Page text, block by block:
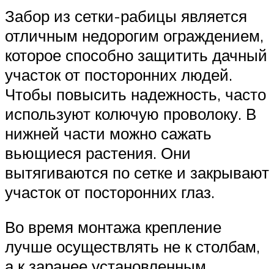
Забор из сетки-рабицы является
отличным недорогим ограждением,
которое способно защитить дачный
участок от посторонних людей.
Чтобы повысить надежность, часто
используют колючую проволоку. В
нижней части можно сажать
вьющиеся растения. Они
вытягиваются по сетке и закрывают
участок от посторонних глаз.
Во время монтажа крепление
лучше осуществлять не к столбам,